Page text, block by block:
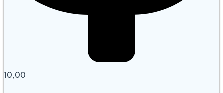
10,00